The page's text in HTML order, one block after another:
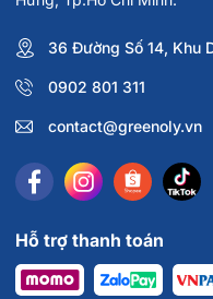
36 Đường Số 14, Khu
0902 801 311
contact@greenoly.vn
Hỗ trợ thanh toán